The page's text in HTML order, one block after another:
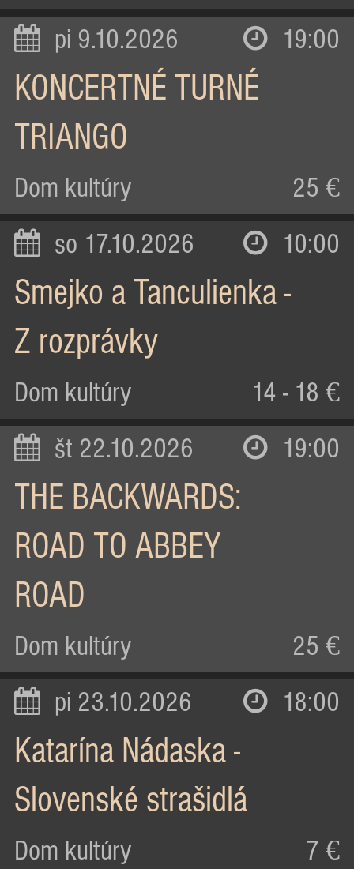
pi 9.10.2026 19:00
KONCERTNÉ TURNÉ
TRIANGO
Dom kultúry 25 €
so 17.10.2026 10:00
Smejko a Tanculienka -
Z rozprávky
Dom kultúry 14 - 18 €
št 22.10.2026 19:00
THE BACKWARDS:
ROAD TO ABBEY
ROAD
Dom kultúry 25 €
pi 23.10.2026 18:00
Katarína Nádaska -
Slovenské strašidlá
Dom kultúry 7 €